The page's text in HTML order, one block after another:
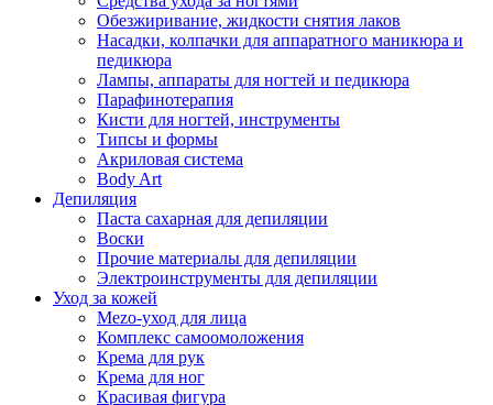
Обезжиривание, жидкости снятия лаков
Насадки, колпачки для аппаратного маникюра и
педикюра
Лампы, аппараты для ногтей и педикюра
Парафинотерапия
Кисти для ногтей, инструменты
Типсы и формы
Акриловая система
Body Art
Депиляция
Паста сахарная для депиляции
Воски
Прочие материалы для депиляции
Электроинструменты для депиляции
Уход за кожей
Mezo-уход для лица
Комплекс самоомоложения
Крема для рук
Крема для ног
Красивая фигура